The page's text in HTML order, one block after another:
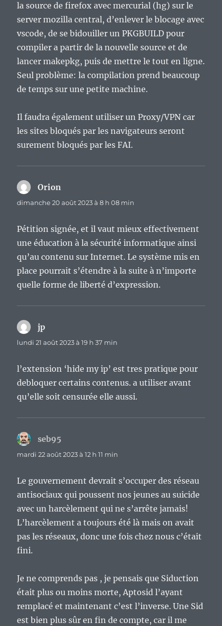
la source de firefox avec mercurial (hg) sur le
server mozilla central, d’enlever le blocage avec
vscode, de se bidouiller un PKGBUILD pour
compiler a partir de la nouvelle source et de
lancer makepkg, puis de mettre le tout en ligne.
Seul problème: la compilation prend beaucoup
de temps sur une petite machine.
Il faudra également utiliser un Proxy/VPN car
les sites bloqués par les navigateurs seront
surement bloqués par les FAI.
Orion
dimanche 20 août 2023 à 8 h 08 min
Pétition signée, et il vaut mieux effectivement
une éducation à la sécurité informatique ainsi
qu’au contenu sur Internet. Le système mis en
place pourrait s’étendre à la suite à n’importe
quelle forme de liberté d’expression.
jp
lundi 21 août 2023 à 19 h 37 min
l’extension ‘hide my ip’ est tres pratique pour
debloquer certains contenus. a utiliser avant
qu’elle soit censurée elle aussi.
seb95
mardi 22 août 2023 à 12 h 11 min
Le gouvernement devrait s’occuper des réseau
antisociaux qui poussent nos jeunes au suicide
avec un harcèlement qui ne s’arrête jamais!
L’harcèlement a toujours été là mais on avait
pas les réseaux, donc une fois chez nous c’était
fini.
Je ne comprends pas , je pensais que Siduction
était plus ou moins morte, Aptosid l’ayant
remplacé et maintenant c’est l’inverse. Une Sid
est bien plus sûr en fin de compte, car il me